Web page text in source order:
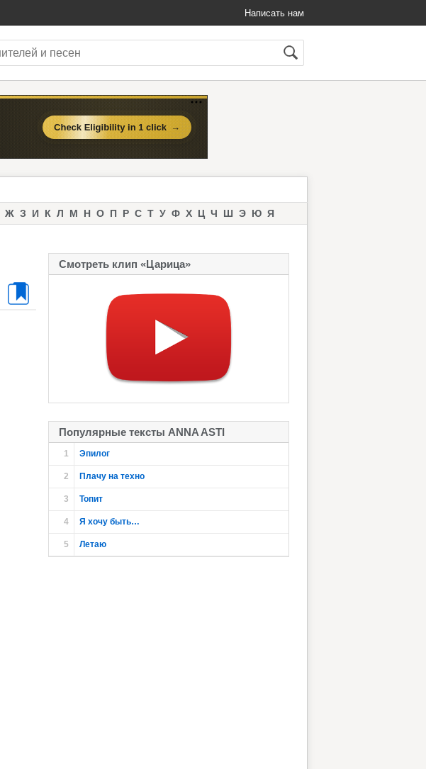
Написать нам
Ж З И К Л М Н О П Р С Т У Ф Х Ц Ч Ш Э Ю Я
Смотреть клип «Царица»
Популярные тексты ANNA ASTI
1 Эпилог
2 Плачу на техно
3 Топит
4 Я хочу быть…
5 Летаю